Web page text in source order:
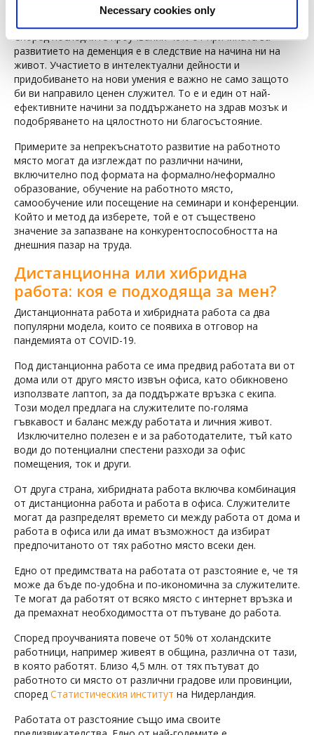
Necessary cookies only
към поддържането на здравият ум
Според последните проучвания 40% от причината за
развитието на деменция е в следствие на начина ни на
живот. Участието в интелектуални дейности и
придобиването на нови умения е важно не само защото
би ви направило ценен служител. То е и един от най-
ефективните начини за поддържането на здрав мозък и
подобряването на цялостното ни благосъстояние.
Примерите за непрекъснатото развитие на работното
място могат да изглеждат по различни начини,
включително под формата на формално/неформално
образование, обучение на работното място,
самообучение или посещение на семинари и конференции.
Който и метод да изберете, той е от съществено
значение за запазване на конкурентоспособността на
днешния пазар на труда.
Дистанционна или хибридна
работа: коя е подходяща за мен?
Дистанционната работа и хибридната работа са два
популярни модела, които се появиха в отговор на
пандемията от COVID-19.
Под дистанционна работа се има предвид работата ви от
дома или от друго място извън офиса, като обикновено
използвате лаптоп, за да поддържате връзка с екипа.
Този модел предлага на служителите по-голяма
гъвкавост и баланс между работата и личния живот.
Изключително полезен е и за работодателите, тъй като
води до потенциални спестени разходи за офис
помещения, ток и други.
От друга страна, хибридната работа включва комбинация
от дистанционна работа и работа в офиса. Служителите
могат да разпределят времето си между работа от дома и
работа в офиса или да имат възможност да избират
предпочитаното от тях работно място всеки ден.
Едно от предимствата на работата от разстояние е, че тя
може да бъде по-удобна и по-икономична за служителите.
Те могат да работят от всяко място с интернет връзка и
да премахнат необходимостта от пътуване до работа.
Според проучванията повече от 50% от холандските
работници, например живеят в община, различна от тази,
в която работят. Близо 4,5 млн. от тях пътуват до
работното си място от различни градове или провинции,
според Статистическия институт на Нидерландия.
Работата от разстояние също има своите